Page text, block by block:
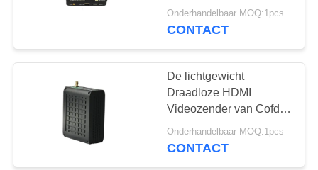
PRIVACYBELEID
IP Mesh-radio
Projector200mw Output
Onderhandelbaar MOQ:1pcs
CONTACT
De lichtgewicht
Draadloze HDMI
Videozender van Cofdm
met 2 Kanalen
Industriële Rang
Onderhandelbaar MOQ:1pcs
CONTACT